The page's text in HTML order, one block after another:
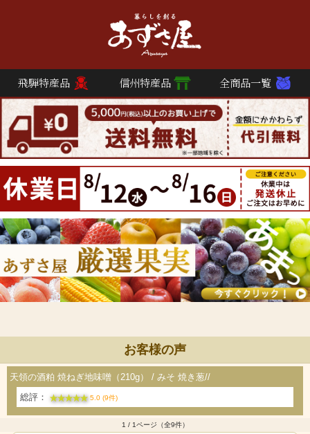
飛騨特産品 信州特産品 全商品一覧
お客様の声
天領の酒粕 焼ねぎ地味噌（210g） / みそ 焼き葱//
総評：
5.0 (9件)
1 / 1ページ（全9件）